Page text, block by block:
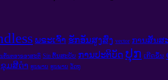
ພຣະເຈົ້າ ຮັກອັນສູງສົ່ງ vector ການສັ່ນສ
ກັ່ນຕອງຂອງສະຕິ Sin ຕົ້ນສະບັບ ການປະຕິບັດ ປຸກ ເກີດຂຶ້ນ
ຂຸມສີດໍາ ຮູບພາບ ຮູບພາບ ວັດຖຸ